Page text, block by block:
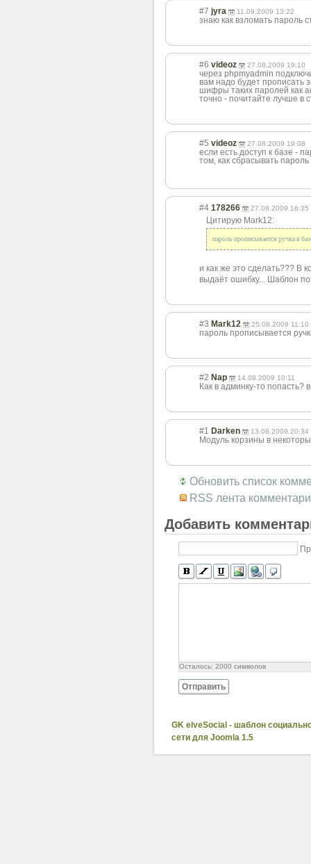
#7 jyra 11.09.2009 13:22
знаю как взломать пароль
#6 videoz 27.08.2009 19:10
через phpmyadmin
вам надо будет прописать
шифры таких паролей как
точно - почитайте лучше в
#5 videoz 27.08.2009 19:08
если есть доступ к базе -
том, как сбрасывать
#4 178266 27.08.2009 16:35
Цитирую Mark12:
пароль прописывается ручка в
и как же это сделать??? В
выдаёт ошибку... Шаблон
#3 Mark12 25.08.2009 11:10
пароль прописывается
#2 Nap 14.08.2009 10:11
Как в админку-то попасть?
#1 Darken 13.08.2009 20:34
Модуль корзины в
Обновить список
RSS лента
Добавить
Осталось: 2000 символов
Отправить
GK elveSocial - шаблон
сети для Joomla 1.5